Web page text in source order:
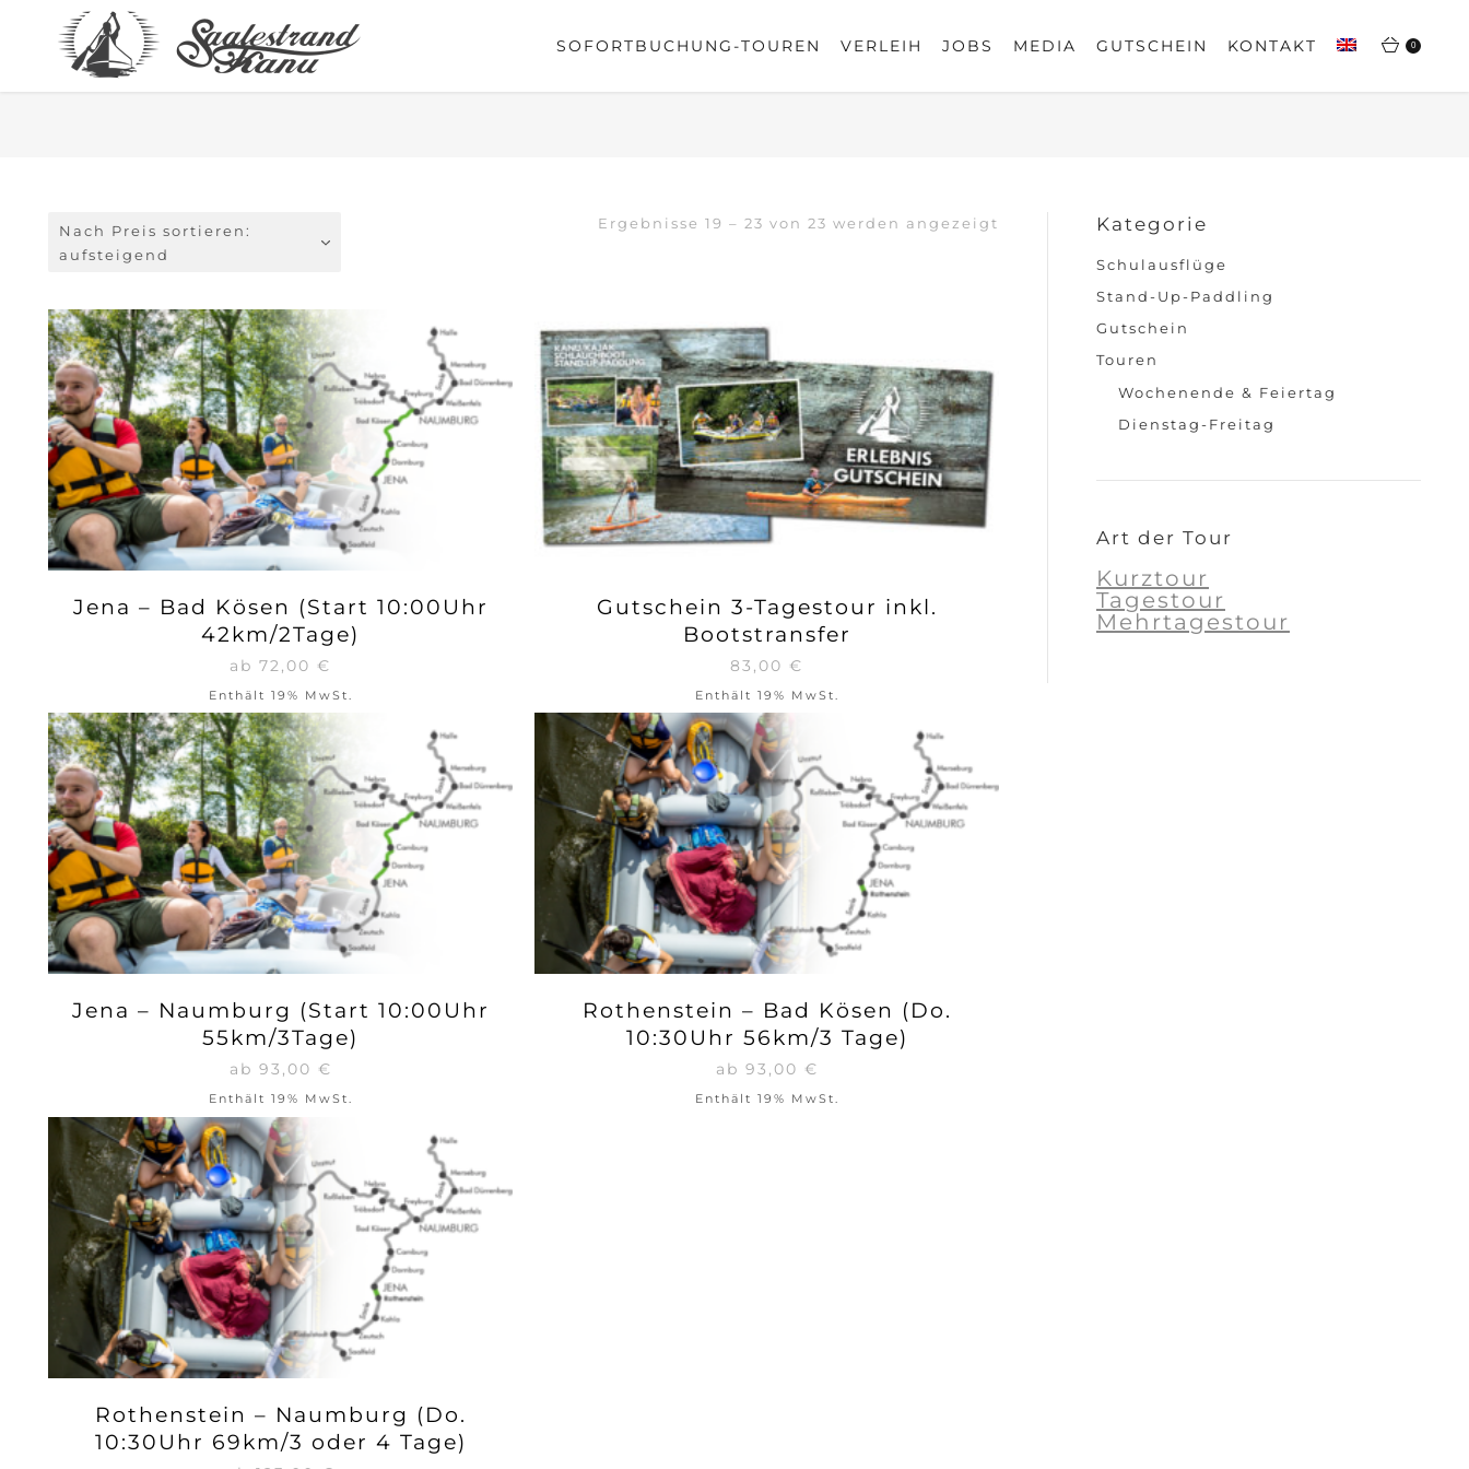
SOFORTBUCHUNG-TOUREN VERLEIH JOBS MEDIA GUTSCHEIN KONTAKT 0
Ergebnisse 19 – 23 von 23 werden angezeigt
aufsteigend
Nach Preis sortieren:
aufsteigend
Jena – Bad Kösen (Start 10:00Uhr
42km/2Tage)
ab 72,00 €
Enthält 19% MwSt.
Gutschein 3-Tagestour inkl.
Bootstransfer
83,00 €
Enthält 19% MwSt.
Jena – Naumburg (Start 10:00Uhr
55km/3Tage)
ab 93,00 €
Enthält 19% MwSt.
Rothenstein – Bad Kösen (Do.
10:30Uhr 56km/3 Tage)
ab 93,00 €
Enthält 19% MwSt.
Rothenstein – Naumburg (Do.
10:30Uhr 69km/3 oder 4 Tage)
Kategorie
Schulausflüge
Stand-Up-Paddling
Gutschein
Touren
Wochenende & Feiertag
Dienstag-Freitag
Art der Tour
Kurztour
Mehrtagestour
Tagestour